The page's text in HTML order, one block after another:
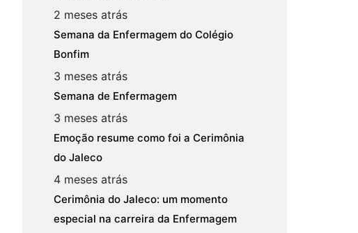
2 meses atrás
Semana da Enfermagem do Colégio
Bonfim
3 meses atrás
Semana de Enfermagem
3 meses atrás
Emoção resume como foi a Cerimônia
do Jaleco
4 meses atrás
Cerimônia do Jaleco: um momento
especial na carreira da Enfermagem